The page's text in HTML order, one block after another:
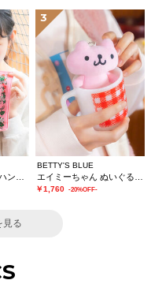
3
BETTY'S BLUE
￥1,760 -20%OFF-
見る